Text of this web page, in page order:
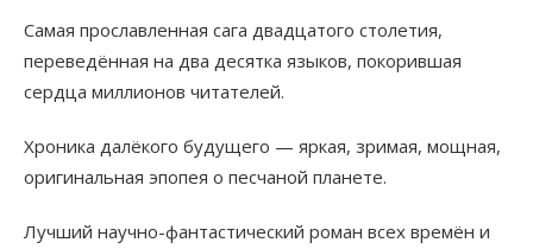
Самая прославленная сага двадцатого столетия,
переведённая на два десятка языков, покорившая
сердца миллионов читателей.
Хроника далёкого будущего — яркая, зримая, мощная,
оригинальная эпопея о песчаной планете.
Лучший научно-фантастический роман всех времён и